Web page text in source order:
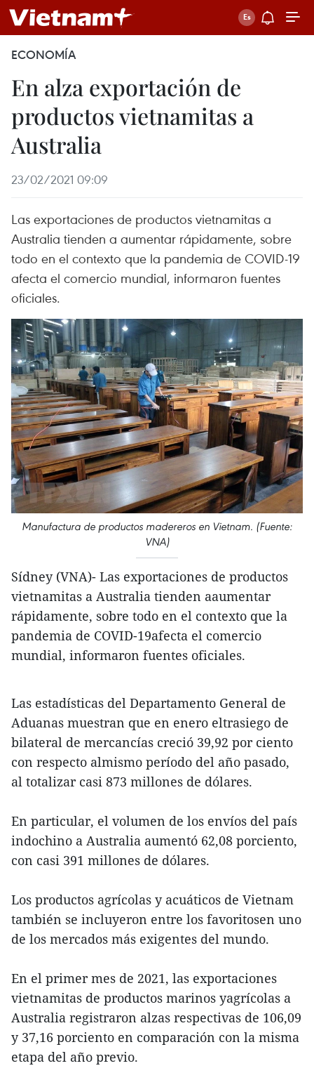
ECONOMÍA
En alza exportación de
productos vietnamitas a
Australia
23/02/2021 09:09
Las exportaciones de productos vietnamitas a
Australia tienden a aumentar rápidamente, sobre
todo en el contexto que la pandemia de COVID-19
afecta el comercio mundial, informaron fuentes
oficiales.
Manufactura de productos madereros en Vietnam. (Fuente:
VNA)
Sídney (VNA)- Las exportaciones de productos
vietnamitas a Australia tienden aaumentar
rápidamente, sobre todo en el contexto que la
pandemia de COVID-19afecta el comercio
mundial, informaron fuentes oficiales.
Las estadísticas del Departamento General de
Aduanas muestran que en enero eltrasiego de
bilateral de mercancías creció 39,92 por ciento
con respecto almismo período del año pasado,
al totalizar casi 873 millones de dólares.
En particular, el volumen de los envíos del país
indochino a Australia aumentó 62,08 porciento,
con casi 391 millones de dólares.
Los productos agrícolas y acuáticos de Vietnam
también se incluyeron entre los favoritosen uno
de los mercados más exigentes del mundo.
En el primer mes de 2021, las exportaciones
vietnamitas de productos marinos yagrícolas a
Australia registraron alzas respectivas de 106,09
y 37,16 porciento en comparación con la misma
etapa del año previo.